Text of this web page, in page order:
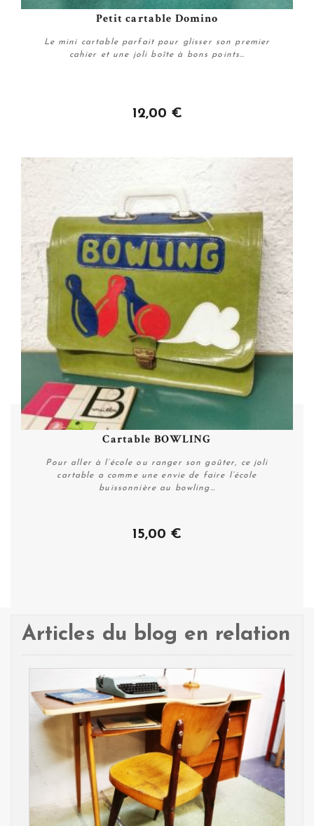
Petit cartable Domino
Le mini cartable parfait pour glisser son premier
cahier et une joli boîte à bons points…
12,00 €
Cartable BOWLING
Pour aller à l’école ou ranger son goûter, ce joli
cartable a comme une envie de faire l’école
buissonnière au bowling…
15,00 €
Articles du blog en relation